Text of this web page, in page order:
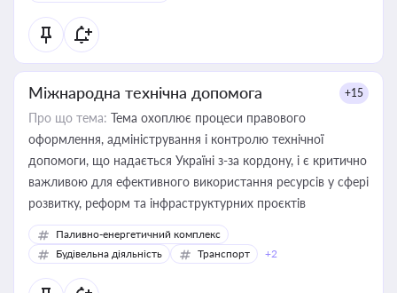
Міжнародна технічна допомога +15
Про що тема: Тема охоплює процеси правового
оформлення, адміністрування і контролю технічної
допомоги, що надається Україні з-за кордону, і є критично
важливою для ефективного використання ресурсів у сфері
розвитку, реформ та інфраструктурних проєктів
Паливно-енергетичний комплекс
Будівельна діяльність
Транспорт +2